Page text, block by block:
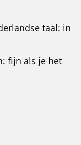
taal: in
fijn als je het